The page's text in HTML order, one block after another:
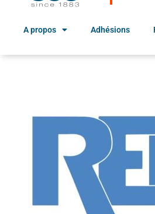
A propos Adhésions